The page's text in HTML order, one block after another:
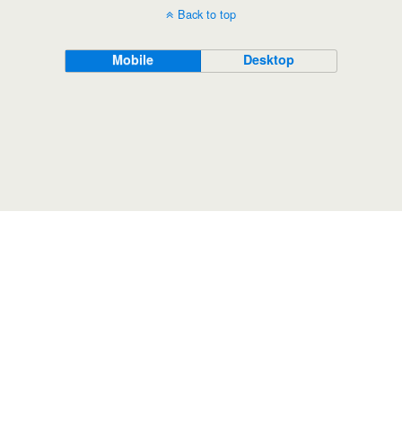
Back to top
Mobile Desktop